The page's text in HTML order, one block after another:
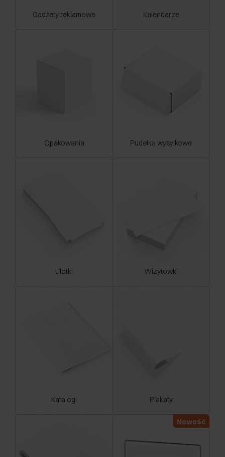
Gadżety reklamowe Kalendarze
Opakowania Pudełka wysyłkowe
Ulotki Wizytówki
Katalogi Plakaty
Nowość